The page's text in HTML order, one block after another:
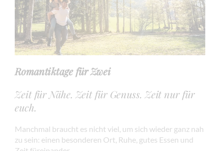
Romantiktage für Zwei
Zeit für Nähe. Zeit für Genuss. Zeit nur für
euch.
Manchmal braucht es nicht viel, um sich wieder ganz nah
zu sein: einen besonderen Ort, Ruhe, gutes Essen und